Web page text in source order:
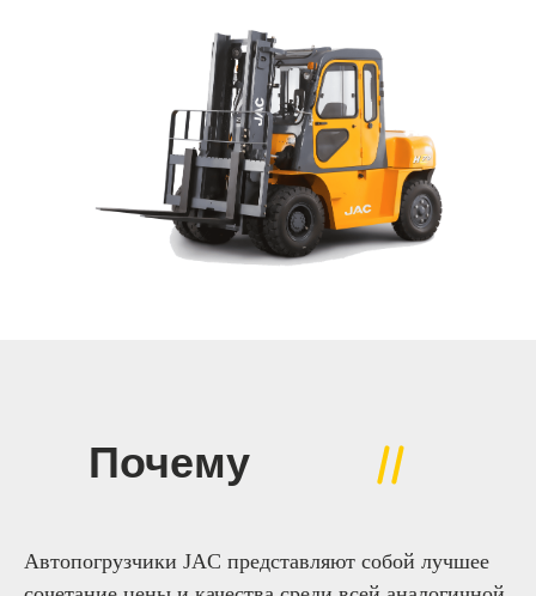
Почему
Автопогрузчики JAC представляют собой лучшее